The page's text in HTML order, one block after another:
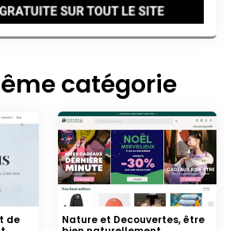
catégorie
de
Nature et Decouvertes, être